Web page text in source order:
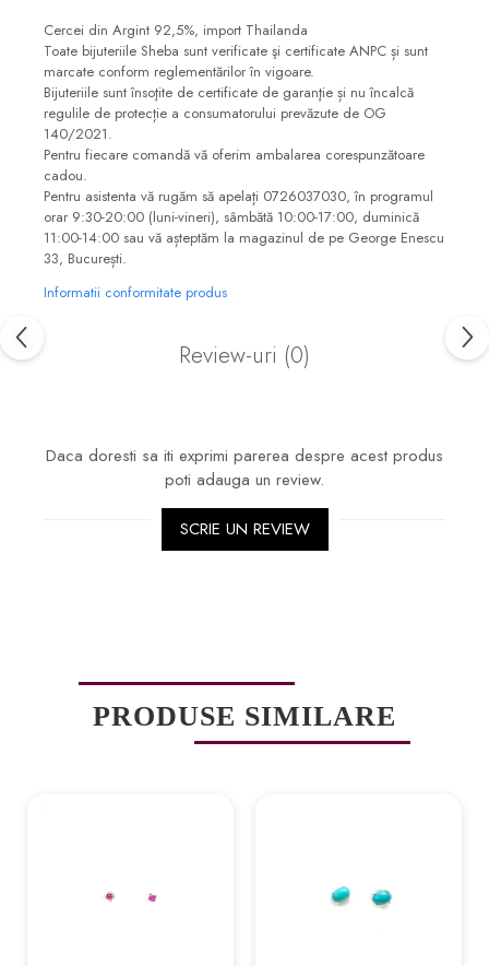
Cercei din Argint 92,5%, import Thailanda
Toate bijuteriile Sheba sunt verificate şi certificate ANPC și sunt
marcate conform reglementărilor în vigoare.
Bijuteriile sunt însoţite de certificate de garanţie și nu încalcă
regulile de protecție a consumatorului prevăzute de OG
140/2021.
Pentru fiecare comandă vă oferim ambalarea corespunzătoare
cadou.
Pentru asistenta vă rugăm să apelați 0726037030, în programul
orar 9:30-20:00 (luni-vineri), sâmbătă 10:00-17:00, duminică
11:00-14:00 sau vă așteptăm la magazinul de pe George Enescu
33, București.
Informatii conformitate produs
Review-uri (0)
Daca doresti sa iti exprimi parerea despre acest produs
poti adauga un review.
SCRIE UN REVIEW
PRODUSE SIMILARE